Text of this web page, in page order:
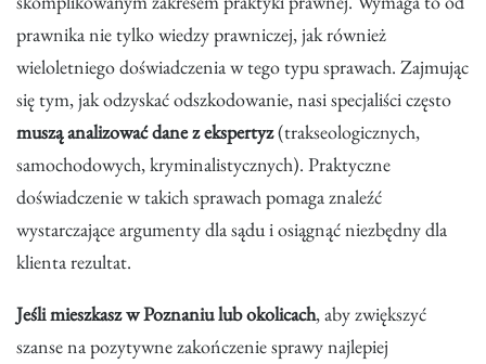
prawnika nie tylko wiedzy prawniczej, jak również
wieloletniego doświadczenia w tego typu sprawach. Zajmując
się tym, jak odzyskać odszkodowanie, nasi specjaliści często
muszą analizować dane z ekspertyz(trakseologicznych,
samochodowych, kryminalistycznych). Praktyczne
doświadczenie w takich sprawach pomaga znaleźć
wystarczające argumenty dla sądu i osiągnąć niezbędny dla
klienta rezultat.
Jeśli mieszkasz w Poznaniu lub okolicach, aby zwiększyć
szanse na pozytywne zakończenie sprawy najlepiej